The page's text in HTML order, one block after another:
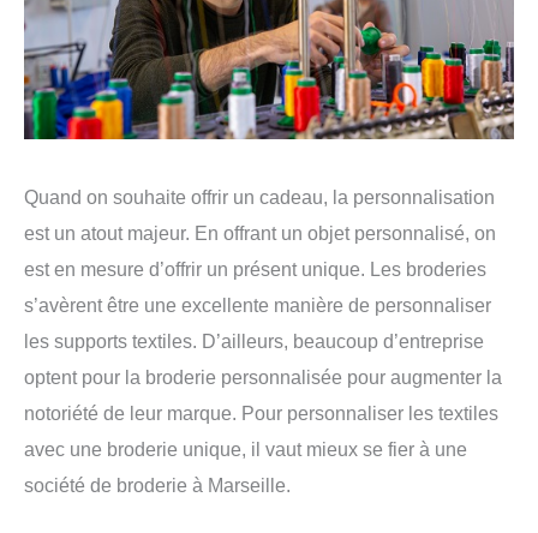
Quand on souhaite offrir un cadeau, la personnalisation
est un atout majeur. En offrant un objet personnalisé, on
est en mesure d’offrir un présent unique. Les broderies
s’avèrent être une excellente manière de personnaliser
les supports textiles. D’ailleurs, beaucoup d’entreprise
optent pour la broderie personnalisée pour augmenter la
notoriété de leur marque. Pour personnaliser les textiles
avec une broderie unique, il vaut mieux se fier à une
société de broderie à Marseille.